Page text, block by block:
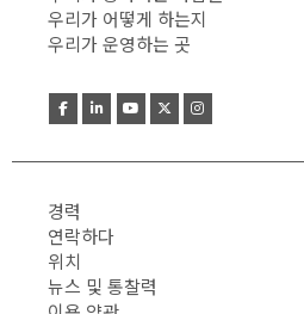
우리가 어떻게 하는지
우리가 운영하는 곳
경력
연락하다
위치
뉴스 및 통찰력